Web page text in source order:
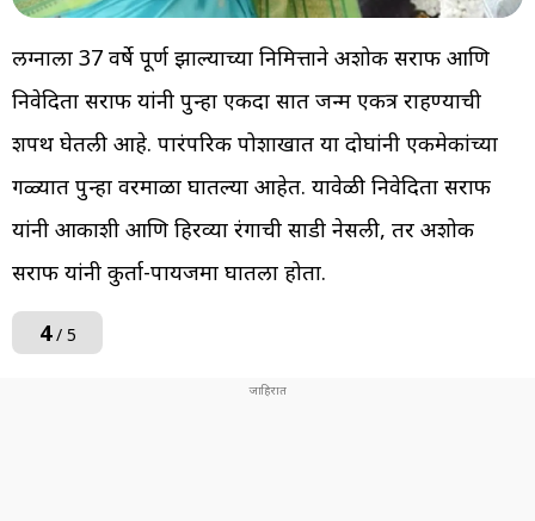
लग्नाला 37 वर्षे पूर्ण झाल्याच्या निमित्ताने अशोक सराफ आणि
निवेदिता सराफ यांनी पुन्हा एकदा सात जन्म एकत्र राहण्याची
शपथ घेतली आहे. पारंपरिक पोशाखात या दोघांनी एकमेकांच्या
गळ्यात पुन्हा वरमाळा घातल्या आहेत. यावेळी निवेदिता सराफ
यांनी आकाशी आणि हिरव्या रंगाची साडी नेसली, तर अशोक
सराफ यांनी कुर्ता-पायजमा घातला होता.
4/ 5